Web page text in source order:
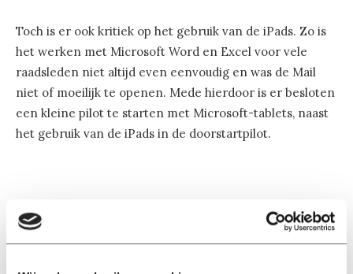
Toch is er ook kritiek op het gebruik van de iPads. Zo is
het werken met Microsoft Word en Excel voor vele
raadsleden niet altijd even eenvoudig en was de Mail
niet of moeilijk te openen. Mede hierdoor is er besloten
een kleine pilot te starten met Microsoft-tablets, naast
het gebruik van de iPads in de doorstartpilot.